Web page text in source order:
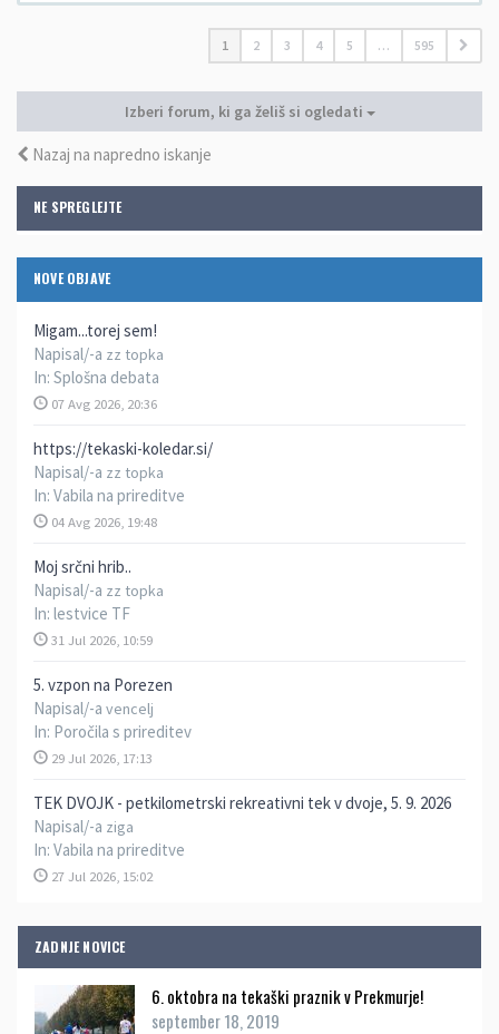
NE SPREGLEJTE
NOVE OBJAVE
Migam...torej sem!
Napisal/-a zz topka
In: Splošna debata
07 Avg 2026, 20:36
https://tekaski-koledar.si/
Napisal/-a zz topka
In: Vabila na prireditve
04 Avg 2026, 19:48
Moj srčni hrib..
Napisal/-a zz topka
In: lestvice TF
31 Jul 2026, 10:59
5. vzpon na Porezen
Napisal/-a vencelj
In: Poročila s prireditev
29 Jul 2026, 17:13
TEK DVOJK - petkilometrski rekreativni tek v dvoje, 5. 9. 2026
Napisal/-a ziga
In: Vabila na prireditve
27 Jul 2026, 15:02
ZADNJE NOVICE
6. oktobra na tekaški praznik v Prekmurje!
september 18, 2019
1 2 3 4 5 … 595
Izberi forum, ki ga želiš si ogledati
Nazaj na napredno iskanje